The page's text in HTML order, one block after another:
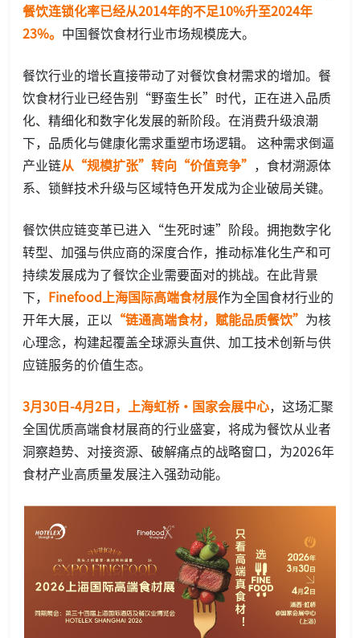
餐饮连锁化率已经从2014年的不足10%升至2024年
23%。 中国餐饮食材行业市场规模庞大。
餐饮行业的增长直接带动了对餐饮食材需求的增加。餐
饮食材行业已经告别“野蛮生长”时代，正在进入品质
化、精细化和数字化发展的新阶段。在消费升级浪潮
下，品质化与健康化需求重塑市场逻辑。 这种需求倒逼
产业链从“规模扩张”转向“价值竞争” ，食材溯源体
系、锁鲜技术升级与区域特色开发成为企业破局关键。
餐饮供应链变革已进入“生死时速”阶段。拥抱数字化
转型、加强与供应商的深度合作，推动标准化生产和可
持续发展成为了餐饮企业需要面对的挑战。在此背景
下， Finefood上海国际高端食材展作为全国食材行业的
开年大展，正以 “链通高端食材，赋能品质餐饮” 为核
心理念，构建起覆盖全球源头直供、加工技术创新与供
应链服务的价值生态。
3月30日-4月2日，上海虹桥·国家会展中心，这场汇聚
全国优质高端食材展商的行业盛宴，将成为餐饮从业者
洞察趋势、对接资源、破解痛点的战略窗口，为2026年
食材产业高质量发展注入强劲动能。